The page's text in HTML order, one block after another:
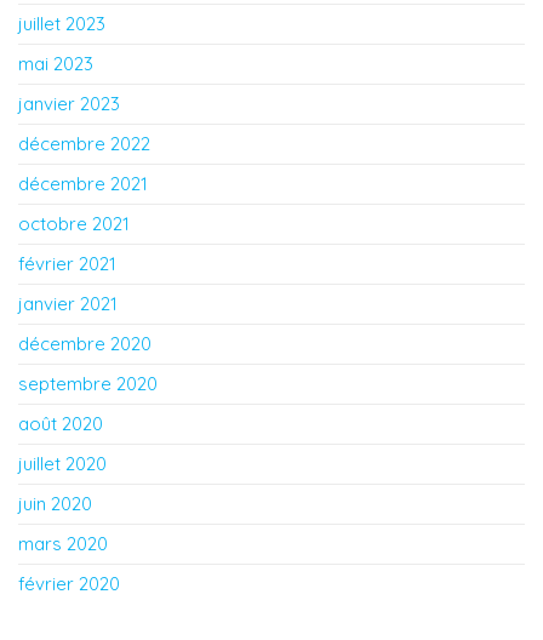
juillet 2023
mai 2023
janvier 2023
décembre 2022
décembre 2021
octobre 2021
février 2021
janvier 2021
décembre 2020
septembre 2020
août 2020
juillet 2020
juin 2020
mars 2020
février 2020